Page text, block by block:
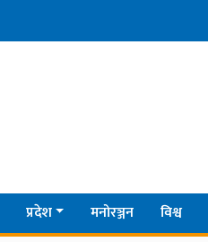
प्रदेश मनोरञ्जन विश्व